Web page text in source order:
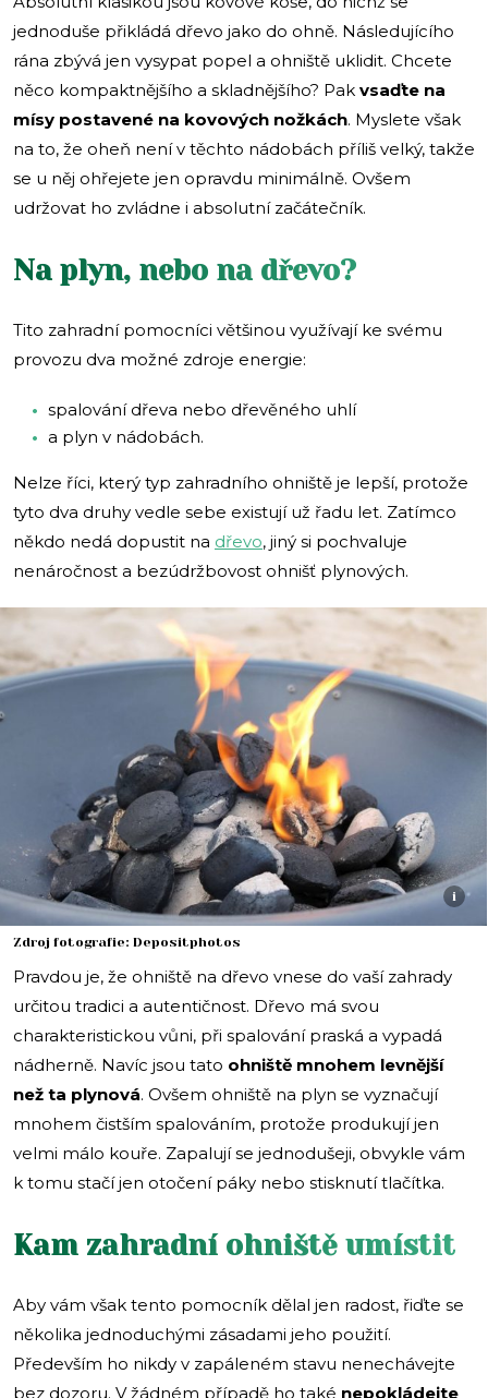
jednoduše přikládá dřevo jako do ohně. Následujícího
rána zbývá jen vysypat popel a ohniště uklidit. Chcete
něco kompaktnějšího a skladnějšího? Pak vsaďte na
mísy postavené na kovových nožkách. Myslete však
na to, že oheň není v těchto nádobách příliš velký, takže
se u něj ohřejete jen opravdu minimálně. Ovšem
udržovat ho zvládne i absolutní začátečník.
Na plyn, nebo na dřevo?
Tito zahradní pomocníci většinou využívají ke svému
provozu dva možné zdroje energie:
spalování dřeva nebo dřevěného uhlí
a plyn v nádobách.
Nelze říci, který typ zahradního ohniště je lepší, protože
tyto dva druhy vedle sebe existují už řadu let. Zatímco
někdo nedá dopustit na dřevo, jiný si pochvaluje
nenáročnost a bezúdržbovost ohnišť plynových.
i
Zdroj fotografie: Depositphotos
Pravdou je, že ohniště na dřevo vnese do vaší zahrady
určitou tradici a autentičnost. Dřevo má svou
charakteristickou vůni, při spalování praská a vypadá
nádherně. Navíc jsou tato ohniště mnohem levnější
než ta plynová. Ovšem ohniště na plyn se vyznačují
mnohem čistším spalováním, protože produkují jen
velmi málo kouře. Zapalují se jednodušeji, obvykle vám
k tomu stačí jen otočení páky nebo stisknutí tlačítka.
Kam zahradní ohniště umístit
Aby vám však tento pomocník dělal jen radost, řiďte se
několika jednoduchými zásadami jeho použití.
Především ho nikdy v zapáleném stavu nenechávejte
bez dozoru. V žádném případě ho také nepokládejte